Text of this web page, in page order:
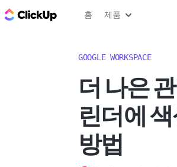
ClickUp 블로그
홈 제품
GOOGLE WORKSPACE
더 나은
린더에
방법